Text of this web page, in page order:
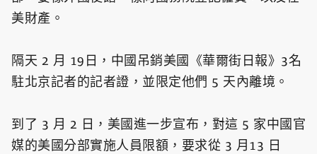
美財產。
隔天 2 月 19日，中國吊銷美國《華爾街日報》3名
駐北京記者的記者證，並限定他們 5 天內離境。
到了 3 月 2 日，美國進一步宣布，對這 5 家中國官
媒的美國分部實施人員限額，要求從 3 月13 日